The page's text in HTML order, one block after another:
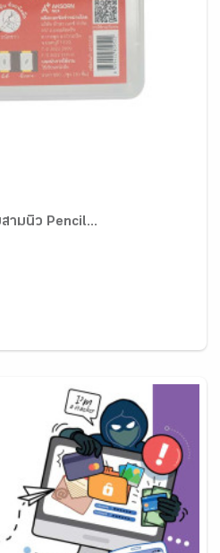
ามนิ้ว Pencil...